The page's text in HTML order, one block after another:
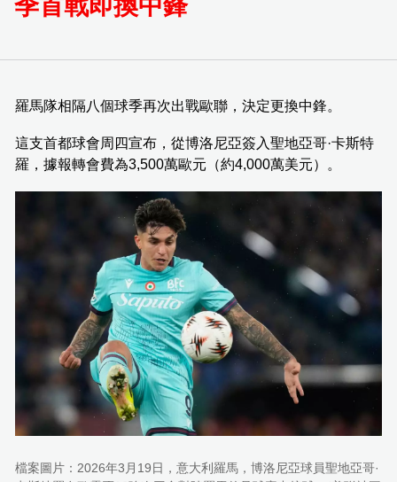
羅馬隊相隔八個球季再次出戰歐聯，決定更換中鋒。
這支首都球會周四宣布，從博洛尼亞簽入聖地亞哥·卡斯特
羅，據報轉會費為3,500萬歐元（約4,000萬美元）。
檔案圖片：2026年3月19日，意大利羅馬，博洛尼亞球員聖地亞哥·